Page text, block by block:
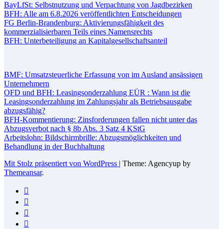
BayLfSt: Selbstnutzung und Verpachtung von Jagdbezirken
BFH: Alle am 6.8.2026 veröffentlichten Entscheidungen
FG Berlin-Brandenburg: Aktivierungsfähigkeit des
kommerzialisierbaren Teils eines Namensrechts
BFH: Unterbeteiligung an Kapitalgesellschaftsanteil
BMF: Umsatzsteuerliche Erfassung von im Ausland ansässigen
Unternehmern
OFD und BFH: Leasingsonderzahlung EÜR : Wann ist die
Leasingsonderzahlung im Zahlungsjahr als Betriebsausgabe
abzugsfähig?
BFH-Kommentierung: Zinsforderungen fallen nicht unter das
Abzugsverbot nach § 8b Abs. 3 Satz 4 KStG
Arbeitslohn: Bildschirmbrille: Abzugsmöglichkeiten und
Behandlung in der Buchhaltung
Mit Stolz präsentiert von WordPress | Theme: Agencyup by
Themeansar.